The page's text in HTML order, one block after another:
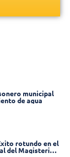
municipal
de agua
rotundo en el
del Magisterio